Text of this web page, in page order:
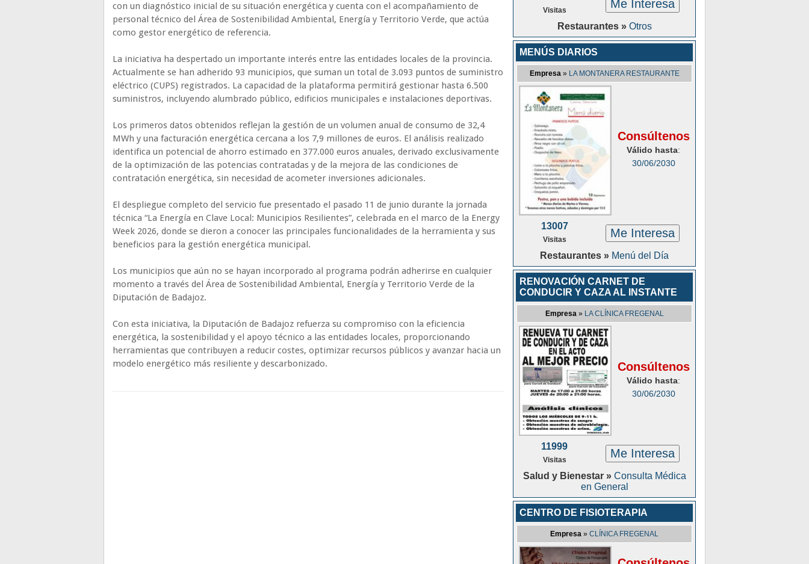
con un diagnóstico inicial de su situación energética y cuenta con el acompañamiento de
personal técnico del Área de Sostenibilidad Ambiental, Energía y Territorio Verde, que actúa
como gestor energético de referencia.
La iniciativa ha despertado un importante interés entre las entidades locales de la provincia.
Actualmente se han adherido 93 municipios, que suman un total de 3.093 puntos de suministro
eléctrico (CUPS) registrados. La capacidad de la plataforma permitirá gestionar hasta 6.500
suministros, incluyendo alumbrado público, edificios municipales e instalaciones deportivas.
Los primeros datos obtenidos reflejan la gestión de un volumen anual de consumo de 32,4
MWh y una facturación energética cercana a los 7,9 millones de euros. El análisis realizado
identifica un potencial de ahorro estimado en 377.000 euros anuales, derivado exclusivamente
de la optimización de las potencias contratadas y de la mejora de las condiciones de
contratación energética, sin necesidad de acometer inversiones adicionales.
El despliegue completo del servicio fue presentado el pasado 11 de junio durante la jornada
técnica “La Energía en Clave Local: Municipios Resilientes”, celebrada en el marco de la Energy
Week 2026, donde se dieron a conocer las principales funcionalidades de la herramienta y sus
beneficios para la gestión energética municipal.
Los municipios que aún no se hayan incorporado al programa podrán adherirse en cualquier
momento a través del Área de Sostenibilidad Ambiental, Energía y Territorio Verde de la
Diputación de Badajoz.
Con esta iniciativa, la Diputación de Badajoz refuerza su compromiso con la eficiencia
energética, la sostenibilidad y el apoyo técnico a las entidades locales, proporcionando
herramientas que contribuyen a reducir costes, optimizar recursos públicos y avanzar hacia un
modelo energético más resiliente y descarbonizado.
Visitas Me Interesa
Restaurantes » Otros
MENÚS DIARIOS
Empresa » LA MONTANERA RESTAURANTE
Consúltenos
Válido hasta:
30/06/2030
13007
Visitas Me Interesa
Restaurantes » Menú del Día
RENOVACIÓN CARNET DE
CONDUCIR Y CAZA AL INSTANTE
Empresa » LA CLÍNICA FREGENAL
Consúltenos
Válido hasta:
30/06/2030
11999
Visitas Me Interesa
Salud y Bienestar » Consulta Médica
en General
CENTRO DE FISIOTERAPIA
Empresa » CLÍNICA FREGENAL